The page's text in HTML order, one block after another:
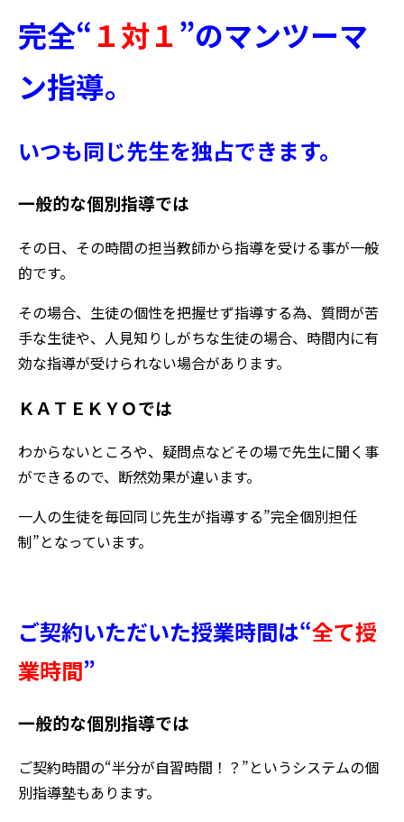
完全“１対１”のマンツーマ
ン指導。
いつも同じ先生を独占できます。
一般的な個別指導では
その日、その時間の担当教師から指導を受ける事が一般
的です。
その場合、生徒の個性を把握せず指導する為、質問が苦
手な生徒や、人見知りしがちな生徒の場合、時間内に有
効な指導が受けられない場合があります。
ＫＡＴＥＫＹＯでは
わからないところや、疑問点などその場で先生に聞く事
ができるので、断然効果が違います。
一人の生徒を毎回同じ先生が指導する”完全個別担任
制”となっています。
ご契約いただいた授業時間は“全て授
業時間”
一般的な個別指導では
ご契約時間の“半分が自習時間！？”というシステムの個
別指導塾もあります。